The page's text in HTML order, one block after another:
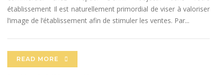
établissement Il est naturellement primordial de viser à valoriser
l’image de l’établissement afin de stimuler les ventes. Par...
READ MORE